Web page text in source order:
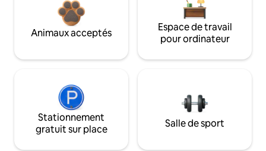
Animaux acceptés
Espace de travail
pour ordinateur
Stationnement
gratuit sur place
Salle de sport